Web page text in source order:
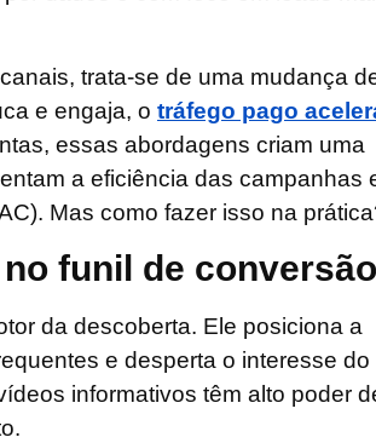
trata-se de uma mudança
e engaja, o tráfego pago
essas abordagens criam uma
a eficiência das campanhas
Mas como fazer isso na
funil de conversão
da descoberta. Ele posiciona a
e desperta o interesse do
informativos têm alto poder